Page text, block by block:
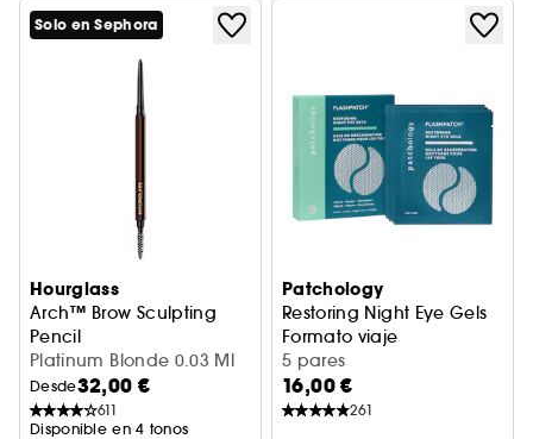
Solo en Sephora
Hourglass
Arch™ Brow Sculpting
Pencil
Lápiz de cejas
Platinum Blonde 0.03 Ml
Desde32,00 €
611
Disponible en 4 tonos
Patchology
Restoring Night Eye Gels
Formato viaje
5 pares
16,00 €
261